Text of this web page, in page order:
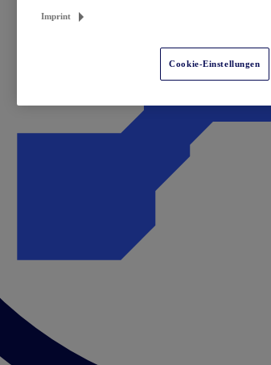
Imprint
Cookie-Einstellungen